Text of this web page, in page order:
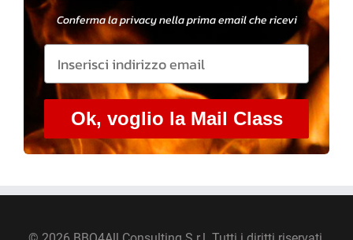
Conferma la privacy nella prima email che ricevi
Ok, voglio la Mail Class